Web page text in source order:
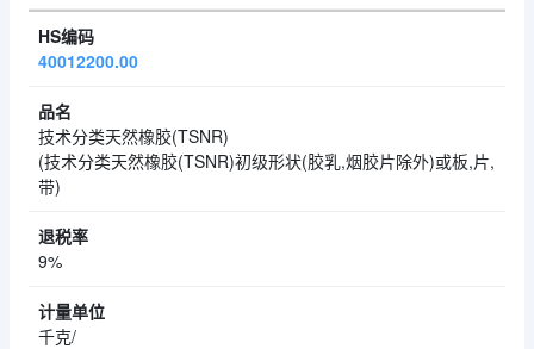
40012200.00
技术分类天然橡胶(TSNR)
(技术分类天然橡胶(TSNR)初级形状(胶乳,烟胶片除外)或板,片,
带)
9%
千克/